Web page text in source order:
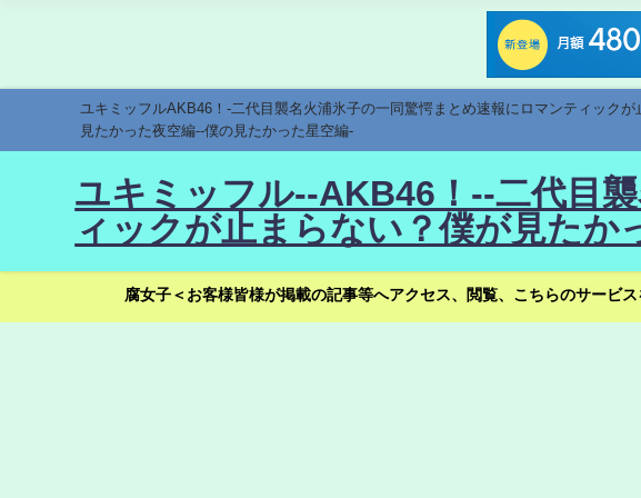
ユキミッフルAKB46！-二代目襲名火浦氷子の一同驚愕まとめ速報にロマンティック
見たかった夜空編--僕の見たかった星空編-
ユキミッフル--AKB46！--二代目
ィックが止まらない？僕が見たか
腐女子＜お客様皆様が掲載の記事等へアクセス、閲覧、こちらのサービ